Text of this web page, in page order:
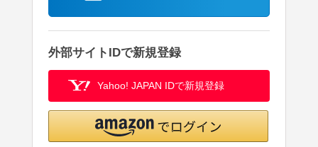
外部サイトIDで新規登録
Yahoo! JAPAN IDで新規登録